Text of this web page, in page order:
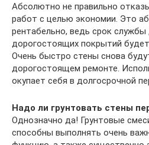
Абсолютно не правильно
работ с целью экономии. Это
рентабельно, ведь срок
дорогостоящих покрытий
Очень быстро стены снова
дорогостоящем ремонте.
окупает себя в долгосрочной
Надо ли грунтовать стены
Однозначно да! Грунтовые
способны выполнять очень